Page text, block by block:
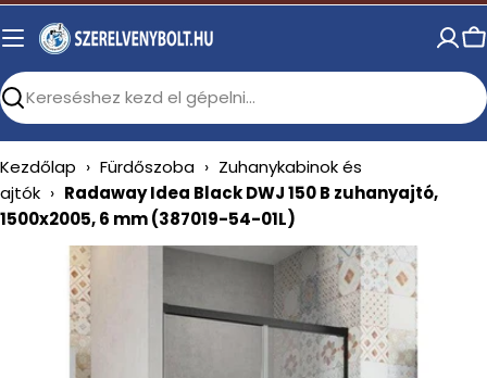
Skip
to
Search
Kezdőlap › Fürdőszoba › Zuhanykabinok és
ajtók › Radaway Idea Black DWJ 150 B zuhanyajtó,
1500x2005, 6 mm (387019-54-01L)